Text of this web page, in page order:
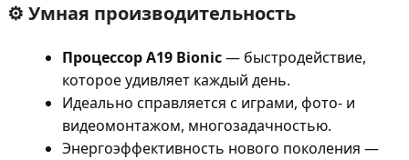
⚙️ Умная производительность
Процессор A19 Bionic— быстродействие,
которое удивляет каждый день.
Идеально справляется с играми, фото- и
видеомонтажом, многозадачностью.
Энергоэффективность нового поколения —